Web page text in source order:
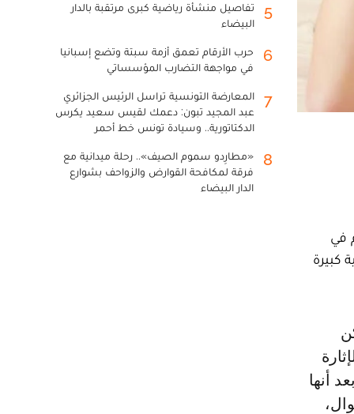
في
كبيرة
أنها
5
تفاصيل منشأة رياضية كبرى مرتقبة بالدار
البيضاء
6
حرب الأرقام تعمق أزمة سبتة وتضع إسبانيا
في مواجهة التضارب المؤسساتي
7
المعارضة التونسية تراسل الرئيس الجزائري
عبد المجيد تبون: دعمك لقيس سعيد يكرس
الدكتاتورية.. وسيادة تونس خط أحمر
8
«مطارِدو سموم الصيف».. رحلة ميدانية مع
فرقة لمكافحة القوارض والزواحف بشوارع
الدار البيضاء